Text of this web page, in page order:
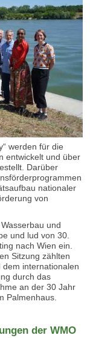
werden für die
entwickelt und über
Darüber
nationaler
von
und
und lud von 30.
nach Wien ein.
Sitzung zählten
dem internationalen
durch das
an der 30 Jahr
Palmenhaus.
der WMO